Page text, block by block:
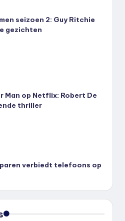
seizoen 2: Guy Ritchie
gezichten
Man op Netflix: Robert De
thriller
verbiedt telefoons op